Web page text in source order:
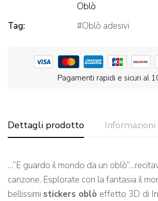
Oblò
Tag:
Oblò adesivi
Pagamenti rapidi e sicuri al
Dettagli prodotto
…”E guardo il mondo da un
canzone. Esplorate con la fantasia il
bellissimi stickers oblò effetto 3D di